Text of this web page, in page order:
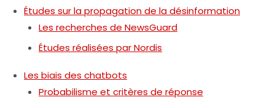
Études sur la propagation de la désinformation
Les recherches de NewsGuard
Études réalisées par Nordis
Les biais des chatbots
Probabilisme et critères de réponse